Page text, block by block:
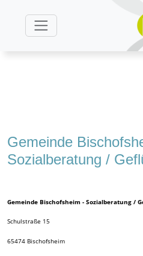
Gemeinde
Sozialberatung /
Gemeinde Bischofsheim - Sozialberatung /
Schulstraße 15
65474 Bischofsheim